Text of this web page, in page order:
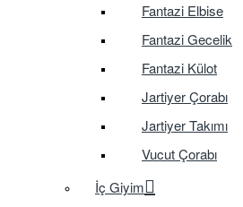
Fantazi Elbise
Fantazi Gecelik
Fantazi Külot
Jartiyer Çorabı
Jartiyer Takımı
Vucut Çorabı
İç Giyim